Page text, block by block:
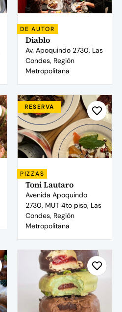
DE AUTOR
Diablo
Av. Apoquindo 2730, Las
Condes, Región
Metropolitana
RESERVA
PIZZAS
Toni Lautaro
Avenida Apoquindo
2730, MUT 4to piso, Las
Condes, Región
Metropolitana